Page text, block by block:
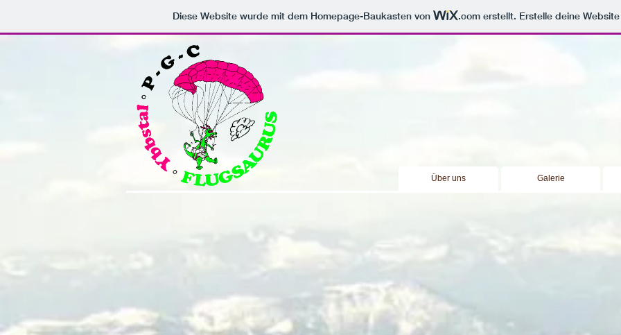
Diese Website wurde mit dem Homepage-Baukasten von .com erstellt. Erstelle deine
Über uns Galerie